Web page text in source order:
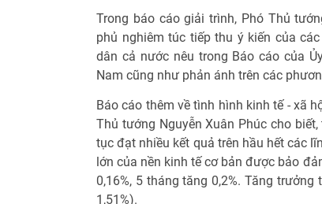
Trong báo cáo giải trình, Phó Thủ
phủ nghiêm túc tiếp thu ý kiến của
dân cả nước nêu trong Báo cáo của
Nam cũng như phản ánh trên các
Báo cáo thêm về tình hình kinh tế - xã
Thủ tướng Nguyễn Xuân Phúc cho
tục đạt nhiều kết quả trên hầu hết các
lớn của nền kinh tế cơ bản được bảo
0,16%, 5 tháng tăng 0,2%. Tăng
1,51%).